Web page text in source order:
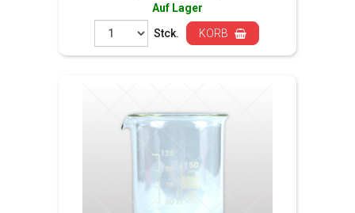
Auf Lager
Stck.
KORB